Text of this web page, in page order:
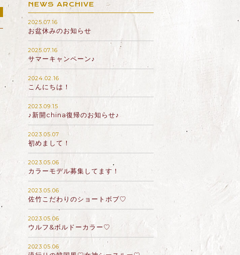
NEWS ARCHIVE
2025.07.16
お盆休みのお知らせ
2025.07.16
サマーキャンペーン♪
2024.02.16
こんにちは！
2023.09.15
♪新開china復帰のお知らせ♪
2023.05.07
初めまして！
2023.05.06
カラーモデル募集してます！
2023.05.06
佐竹こだわりのショートボブ♡
2023.05.06
ウルフ&ボルドーカラー♡
2023.05.06